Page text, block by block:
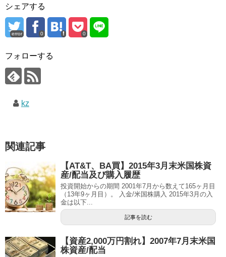
シェアする
error 0 0
フォローする
kz
関連記事
【AT&T、BA買】2015年3月末米国株資
産/配当及び購入履歴
投資開始からの期間 2001年7月から数えて165ヶ月目
（13年9ヶ月目）。 入金/米国株購入 2015年3月の入
金は以下...
記事を読む
【資産2,000万円割れ】2007年7月末米国
株資産/配当